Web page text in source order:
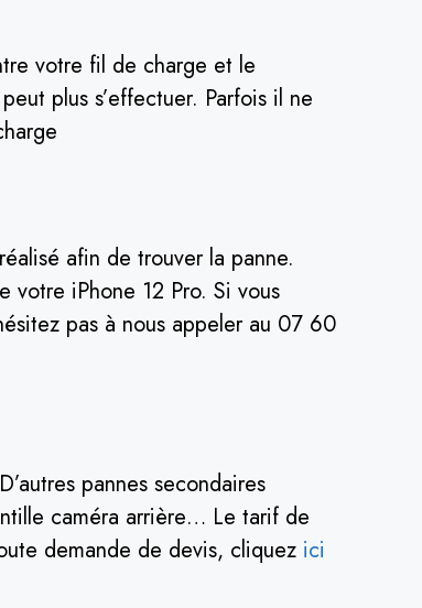
votre fil de charge et le
plus s’effectuer. Parfois il ne
afin de trouver la panne.
votre iPhone 12 Pro. Si vous
pas à nous appeler au 07 60
pannes secondaires
caméra arrière… Le tarif de
demande de devis, cliquez ici